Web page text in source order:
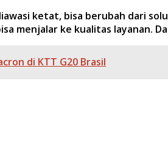
ketat, bisa berubah dari
menjalar ke kualitas layanan.
di KTT G20 Brasil